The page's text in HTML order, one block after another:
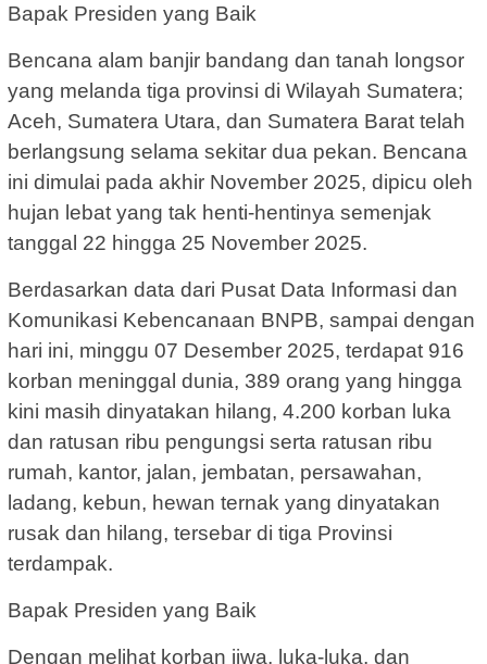
Bapak Presiden yang Baik
Bencana alam banjir bandang dan tanah longsor
yang melanda tiga provinsi di Wilayah Sumatera;
Aceh, Sumatera Utara, dan Sumatera Barat telah
berlangsung selama sekitar dua pekan. Bencana
ini dimulai pada akhir November 2025, dipicu oleh
hujan lebat yang tak henti-hentinya semenjak
tanggal 22 hingga 25 November 2025.
Berdasarkan data dari Pusat Data Informasi dan
Komunikasi Kebencanaan BNPB, sampai dengan
hari ini, minggu 07 Desember 2025, terdapat 916
korban meninggal dunia, 389 orang yang hingga
kini masih dinyatakan hilang, 4.200 korban luka
dan ratusan ribu pengungsi serta ratusan ribu
rumah, kantor, jalan, jembatan, persawahan,
ladang, kebun, hewan ternak yang dinyatakan
rusak dan hilang, tersebar di tiga Provinsi
terdampak.
Bapak Presiden yang Baik
Dengan melihat korban jiwa, luka-luka, dan